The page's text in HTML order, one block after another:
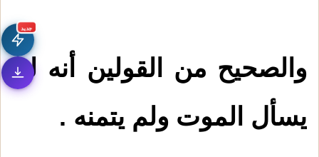
جديد
والصحيح من القولين أنه لم
يسأل الموت ولم يتمنه .